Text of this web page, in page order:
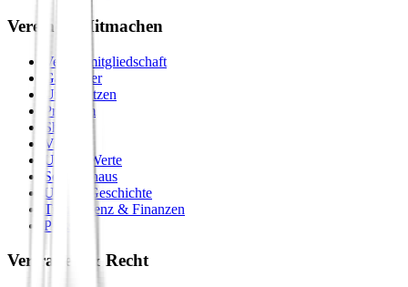
Verein & Mitmachen
Vereinsmitgliedschaft
Gastgeber
Unterstützen
Premium
Shop
Vision
Unsere Werte
Seminarhaus
Unsere Geschichte
Transparenz & Finanzen
Presse
Vertrauen & Recht